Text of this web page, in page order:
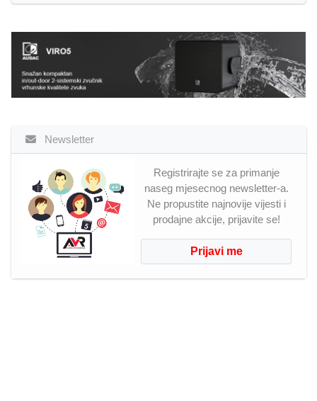
Newsletter
Registrirajte se za primanje
naseg mjesecnog newsletter-a.
Ne propustite najnovije vijesti i
prodajne akcije, prijavite se!
Prijavi me